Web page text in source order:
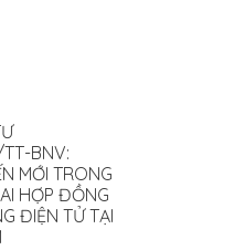
BNV:
MỚI TRONG
HỢP ĐỒNG
ĐIỆN TỬ TẠI